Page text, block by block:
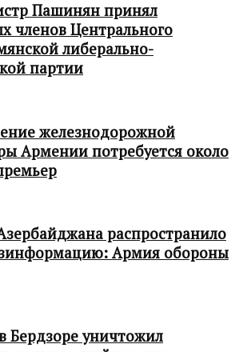
Пашинян принял
членов Центрального
либерально-
партии
железнодорожной
Армении потребуется около
распространило
Армия обороны
Бердзоре уничтожил